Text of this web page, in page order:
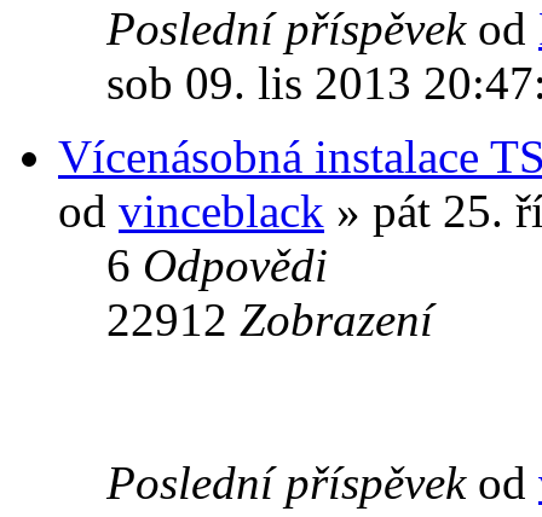
Poslední příspěvek od
sob 09. lis 2013
Vícenásobná instalace
od vinceblack » pát 25.
6 Odpovědi
22912 Zobrazení
Poslední příspěvek od